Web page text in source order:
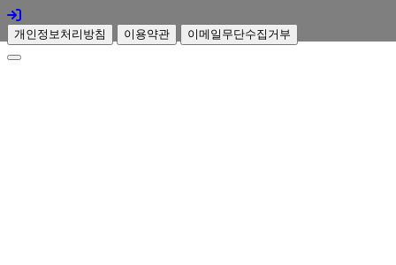
개인정보처리방침 이용약관 이메일무단수집거부